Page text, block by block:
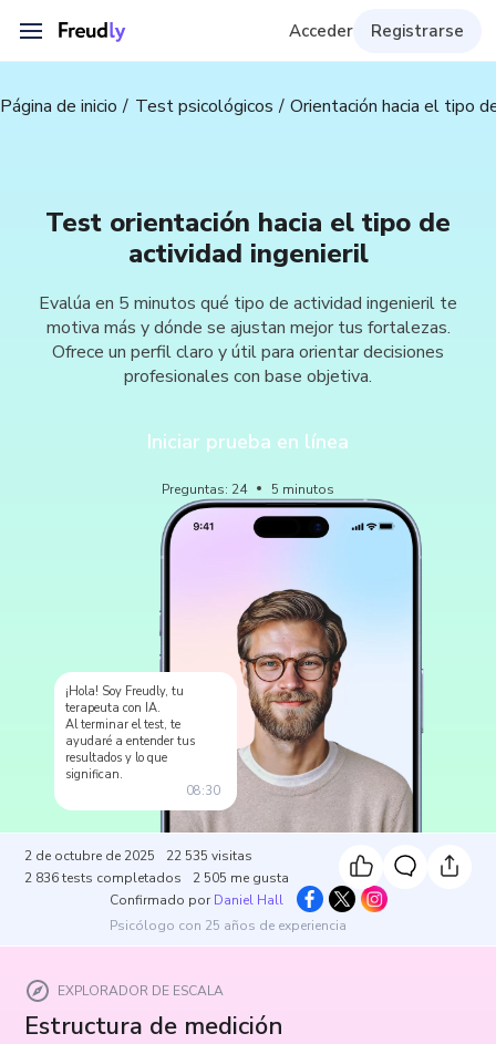
Acceder Registrarse
Página de inicio Test psicológicos Orientación hacia el tipo
Test orientación hacia el tipo de
actividad ingenieril
Evalúa en 5 minutos qué tipo de actividad ingenieril te
motiva más y dónde se ajustan mejor tus fortalezas.
Ofrece un perfil claro y útil para orientar decisiones
profesionales con base objetiva.
Iniciar prueba en línea
Preguntas: 24 5 minutos
¡Hola! Soy Freudly, tu
terapeuta con IA.
Al terminar el test, te
ayudaré a entender tus
resultados y lo que
significan.
08:30
2 de octubre de 2025 22 535 visitas
2 836 tests completados 2 505 me gusta
Confirmado por Daniel Hall
Psicólogo con 25 años de experiencia
EXPLORADOR DE ESCALA
Estructura de medición